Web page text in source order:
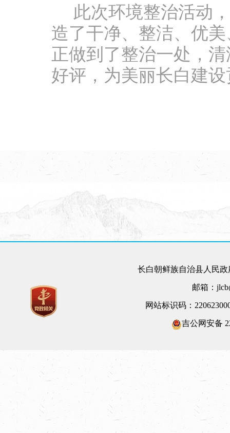
此次环境整治活动
造了干净、整洁、优
正做到了整治一处，
好评，为美丽长白建
长白朝鲜族自治县人民
邮箱：
网站标识码：
吉公网安备